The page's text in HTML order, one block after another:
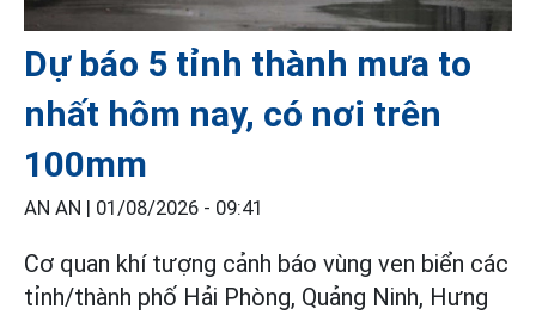
Dự báo 5 tỉnh thành mưa to
nhất hôm nay, có nơi trên
100mm
AN AN | 01/08/2026 - 09:41
Cơ quan khí tượng cảnh báo vùng ven biển các
tỉnh/thành phố Hải Phòng, Quảng Ninh, Hưng